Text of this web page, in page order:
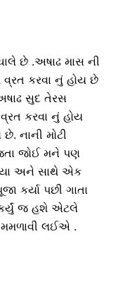
છે .અષાઢ માસ ની
કરવા નું હોય છે
સુદ તેરસ
કરવા નું હોય
નાની મોટી
જોઈ મને પણ
અને સાથે એક
કર્યા પછી ગાતા
જ હશે એટલે
મમળાવી લઈએ .